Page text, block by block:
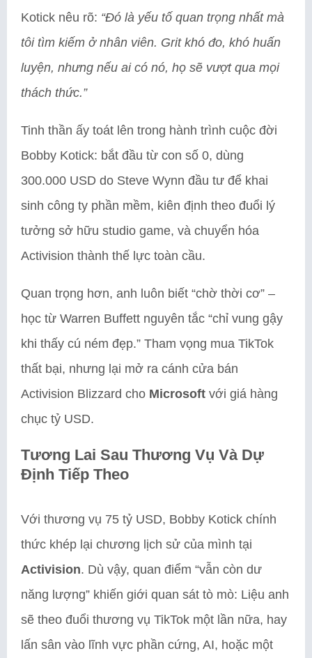
Kotick nêu rõ: “Đó là yếu tố quan trọng nhất mà
tôi tìm kiếm ở nhân viên. Grit khó đo, khó huấn
luyện, nhưng nếu ai có nó, họ sẽ vượt qua mọi
thách thức.”
Tinh thần ấy toát lên trong hành trình cuộc đời
Bobby Kotick: bắt đầu từ con số 0, dùng
300.000 USD do Steve Wynn đầu tư để khai
sinh công ty phần mềm, kiên định theo đuổi lý
tưởng sở hữu studio game, và chuyển hóa
Activision thành thế lực toàn cầu.
Quan trọng hơn, anh luôn biết “chờ thời cơ” –
học từ Warren Buffett nguyên tắc “chỉ vung gậy
khi thấy cú ném đẹp.” Tham vọng mua TikTok
thất bại, nhưng lại mở ra cánh cửa bán
Activision Blizzard cho Microsoft với giá hàng
chục tỷ USD.
Tương Lai Sau Thương Vụ Và Dự
Định Tiếp Theo
Với thương vụ 75 tỷ USD, Bobby Kotick chính
thức khép lại chương lịch sử của mình tại
Activision. Dù vậy, quan điểm “vẫn còn dư
năng lượng” khiến giới quan sát tò mò: Liệu anh
sẽ theo đuổi thương vụ TikTok một lần nữa, hay
lấn sân vào lĩnh vực phần cứng, AI, hoặc một